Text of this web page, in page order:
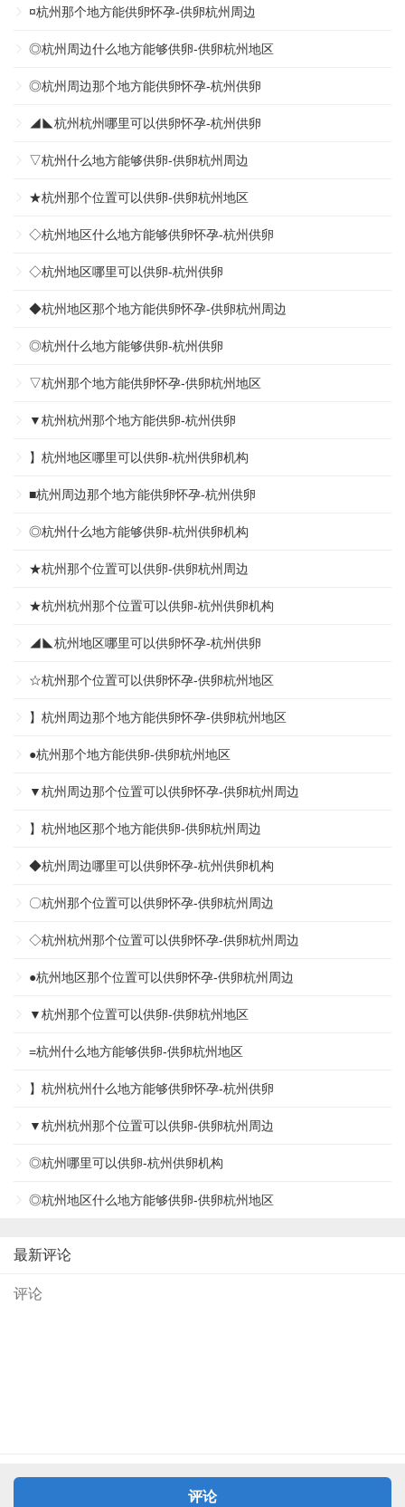
¤杭州那个地方能供卵怀孕-供卵杭州周边
◎杭州周边什么地方能够供卵-供卵杭州地区
◎杭州周边那个地方能供卵怀孕-杭州供卵
◢◣杭州杭州哪里可以供卵怀孕-杭州供卵
▽杭州什么地方能够供卵-供卵杭州周边
★杭州那个位置可以供卵-供卵杭州地区
◇杭州地区什么地方能够供卵怀孕-杭州供卵
◇杭州地区哪里可以供卵-杭州供卵
◆杭州地区那个地方能供卵怀孕-供卵杭州周边
◎杭州什么地方能够供卵-杭州供卵
▽杭州那个地方能供卵怀孕-供卵杭州地区
▼杭州杭州那个地方能供卵-杭州供卵
】杭州地区哪里可以供卵-杭州供卵机构
■杭州周边那个地方能供卵怀孕-杭州供卵
◎杭州什么地方能够供卵-杭州供卵机构
★杭州那个位置可以供卵-供卵杭州周边
★杭州杭州那个位置可以供卵-杭州供卵机构
◢◣杭州地区哪里可以供卵怀孕-杭州供卵
☆杭州那个位置可以供卵怀孕-供卵杭州地区
】杭州周边那个地方能供卵怀孕-供卵杭州地区
●杭州那个地方能供卵-供卵杭州地区
▼杭州周边那个位置可以供卵怀孕-供卵杭州周边
】杭州地区那个地方能供卵-供卵杭州周边
◆杭州周边哪里可以供卵怀孕-杭州供卵机构
〇杭州那个位置可以供卵怀孕-供卵杭州周边
◇杭州杭州那个位置可以供卵怀孕-供卵杭州周边
●杭州地区那个位置可以供卵怀孕-供卵杭州周边
▼杭州那个位置可以供卵-供卵杭州地区
=杭州什么地方能够供卵-供卵杭州地区
】杭州杭州什么地方能够供卵怀孕-杭州供卵
▼杭州杭州那个位置可以供卵-供卵杭州周边
◎杭州哪里可以供卵-杭州供卵机构
◎杭州地区什么地方能够供卵-供卵杭州地区
最新评论
评论